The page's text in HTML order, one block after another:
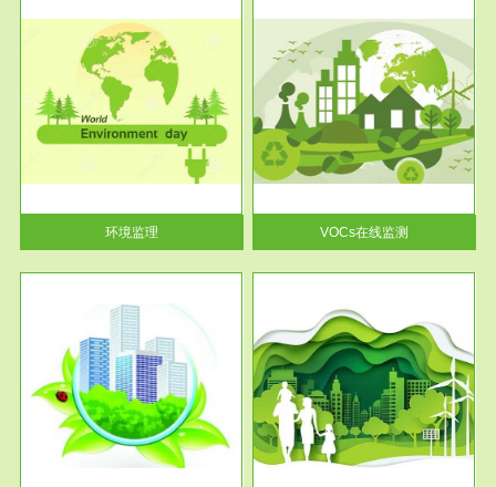
环境监理
服务范围
VOCs在线监测
根据《重点区域大气污染防
治“十二五”规划》有机废气净化
率达...
VOCs在线监测
服务范围
政府/园区级VOCs综合管控服务
根据《石化行业挥发性有机物综
合整治方案》文件要求，到2017